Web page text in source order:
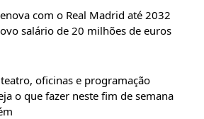
com o Real Madrid até 2032
salário de 20 milhões de euros
oficinas e programação
o que fazer neste fim de semana